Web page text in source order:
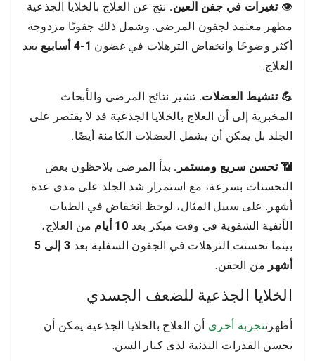
👁️تغيرات في جفن العين. نتج عن العلاج بالخلايا الجذعية
مظهر معتمد لجفون المرضى. وشمل ذلك جفونًا مزدوجة
أكثر وضوحًا وانخفاض الترهلات في غضون 1-4 أسابيع
بعد
العلاج.
💪 تنشيط العضلات. تشير نتائج المرضى والأبحاث
المخبرية إلى أن العلاج بالخلايا الجذعية قد لا يقتصر على
الجلد بل يمكن أن يشمل العضلات الكامنة أيضًا.
📶 تحسن سريع ومستمر. بدأ المرضى يلاحظون بعض
التحسنات بسرعة، مع استمرار شد الجلد على مدى عدة
أشهر. على سبيل المثال، لوحظ انخفاض في الطيات
الأنفية الشفوية في وقت مبكر بعد 10 أيام
من العلاج،
بينما تحسنت الترهلات في الجفون السفلية بعد
3 إلى 5
أشهر من الحقن.
الخلايا الجذعية للضعف الجسدي
أظهرتتجربة أخرى أن العلاج بالخلايا الجذعية يمكن أن
يحسن القدرات البدنية لدى كبار السن.